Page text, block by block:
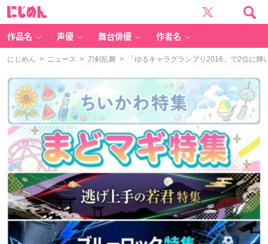
作品名 声優 舞台俳優 作者名
にじめん > ニュース > 刀剣乱舞 > 「ゆるキャラグランプリ2016」で2位に輝